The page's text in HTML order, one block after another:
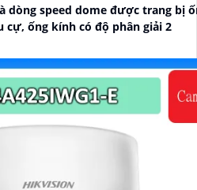
là dòng speed dome được trang bị
ống kính có độ phân giải 2